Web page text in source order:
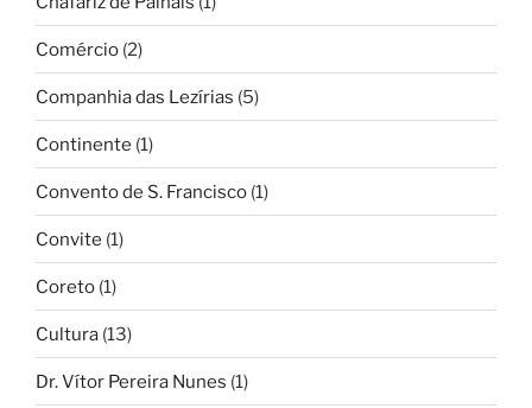
Comércio (2)
Companhia das Lezírias (5)
Continente (1)
Convento de S. Francisco (1)
Convite (1)
Coreto (1)
Cultura (13)
Dr. Vítor Pereira Nunes (1)